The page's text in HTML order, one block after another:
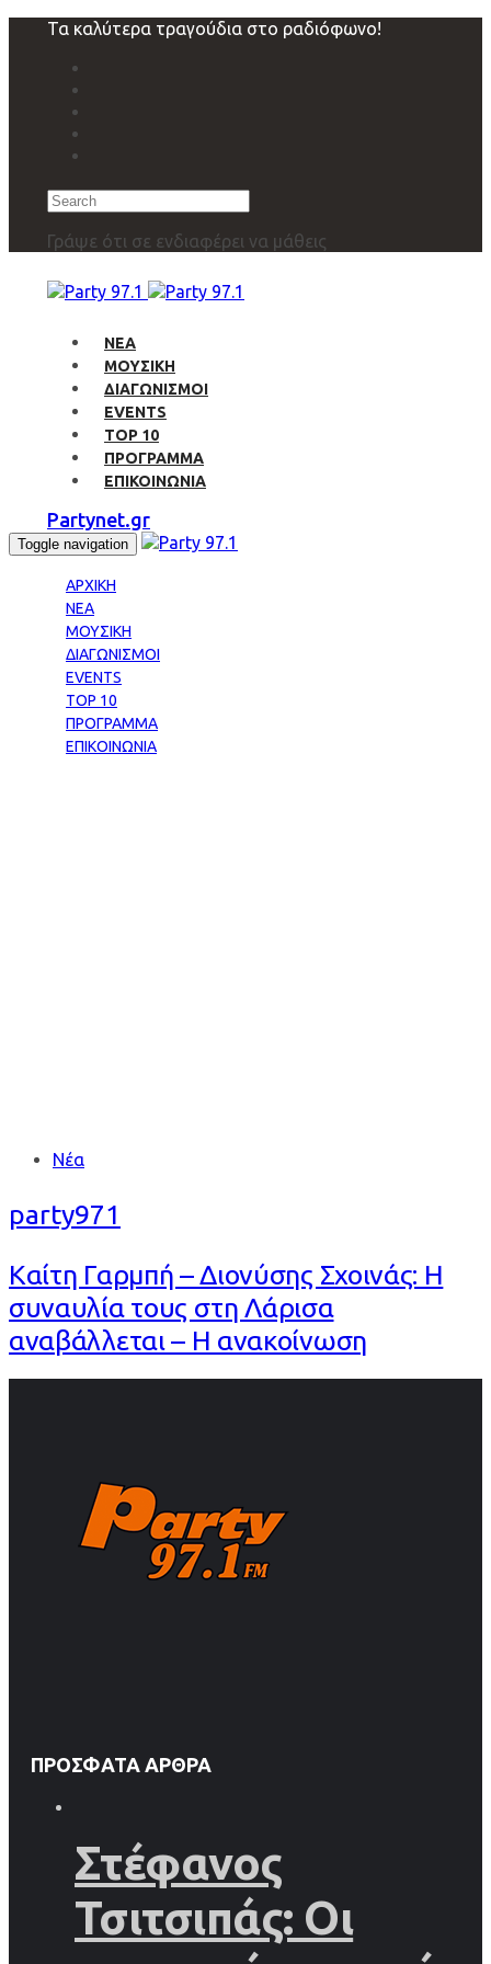
navigation
Τα καλύτερα τραγούδια στο ραδιόφωνο!
Search
Γράψε ότι σε ενδιαφέρει να μάθεις
ΝΕΑ
ΜΟΥΣΙΚΗ
ΔΙΑΓΩΝΙΣΜΟΙ
EVENTS
TOP 10
ΠΡΟΓΡΑΜΜΑ
ΕΠΙΚΟΙΝΩΝΙΑ
Partynet.gr
Toggle navigation
ΑΡΧΙΚΗ
ΝΕΑ
ΜΟΥΣΙΚΗ
ΔΙΑΓΩΝΙΣΜΟΙ
EVENTS
TOP 10
ΠΡΟΓΡΑΜΜΑ
ΕΠΙΚΟΙΝΩΝΙΑ
Tags Νέα
party971
Καίτη Γαρμπή – Διονύσης Σχοινάς: Η
συναυλία τους στη Λάρισα
αναβάλλεται – Η ανακοίνωση
ΠΡΌΣΦΑΤΑ ΆΡΘΡΑ
Στέφανος
Τσιτσιπάς: Οι